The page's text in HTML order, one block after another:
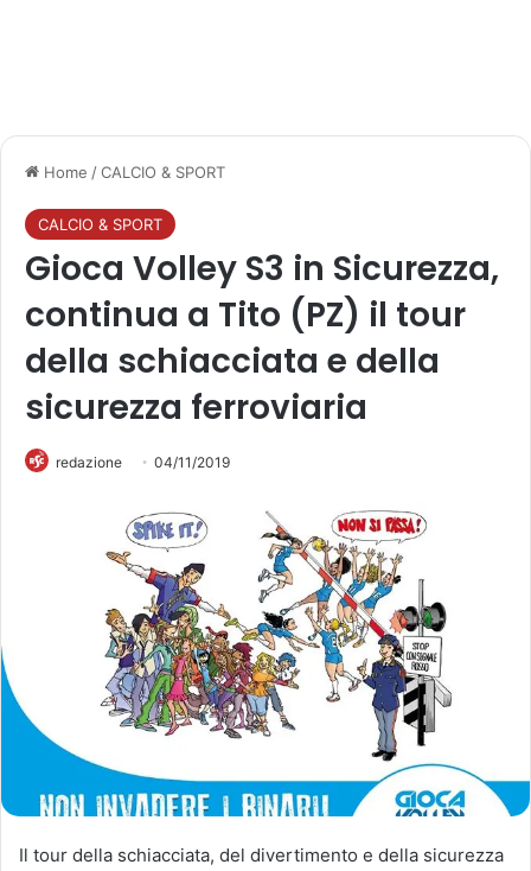
Home /CALCIO & SPORT
CALCIO & SPORT
Gioca Volley S3 in Sicurezza,
continua a Tito (PZ) il tour
della schiacciata e della
sicurezza ferroviaria
redazione 04/11/2019
Il tour della schiacciata, del divertimento e della sicurezza